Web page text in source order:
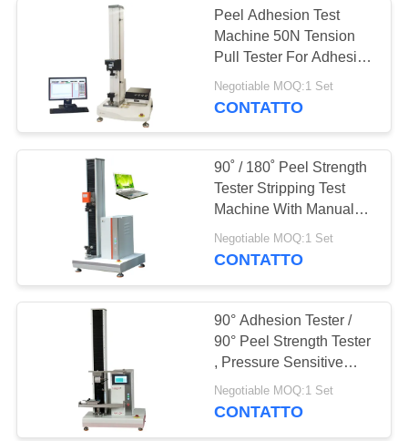
Peel Adhesion Test
Machine 50N Tension
Pull Tester For Adhesive
Tapes
Negotiable MOQ:1 Set
CONTATTO
90˚ / 180˚ Peel Strength
Tester Stripping Test
Machine With Manual
Rolling Wheel
Negotiable MOQ:1 Set
CONTATTO
90° Adhesion Tester /
90° Peel Strength Tester
, Pressure Sensitive
Material Stripping
Strength Testing
Negotiable MOQ:1 Set
CONTATTO